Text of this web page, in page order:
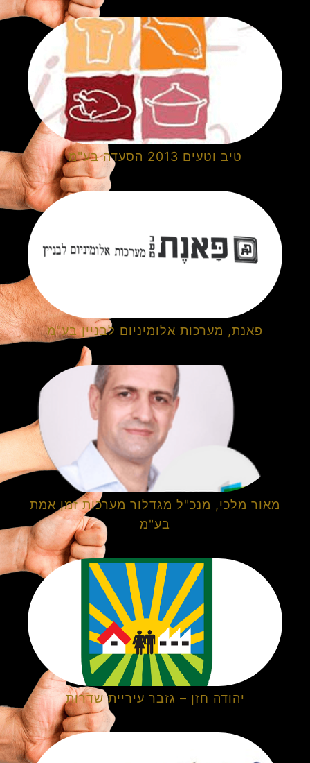
טיב וטעים 2013 הסעדה בע"מ
פאנת, מערכות אלומיניום לבניין בע"מ
מאור מלכי, מנכ"ל מגדלור מערכות זמן אמת
בע"מ
יהודה חזן – גזבר עיריית שדרות